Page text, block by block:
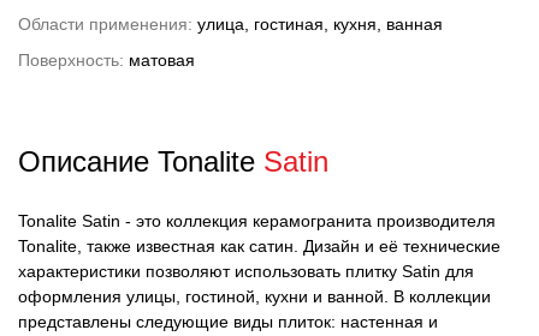
Области применения: улица, гостиная, кухня, ванная
Поверхность: матовая
Описание Tonalite Satin
Tonalite Satin - это коллекция керамогранита производителя
Tonalite, также известная как сатин. Дизайн и её технические
характеристики позволяют использовать плитку Satin для
оформления улицы, гостиной, кухни и ванной. В коллекции
представлены следующие виды плиток: настенная и